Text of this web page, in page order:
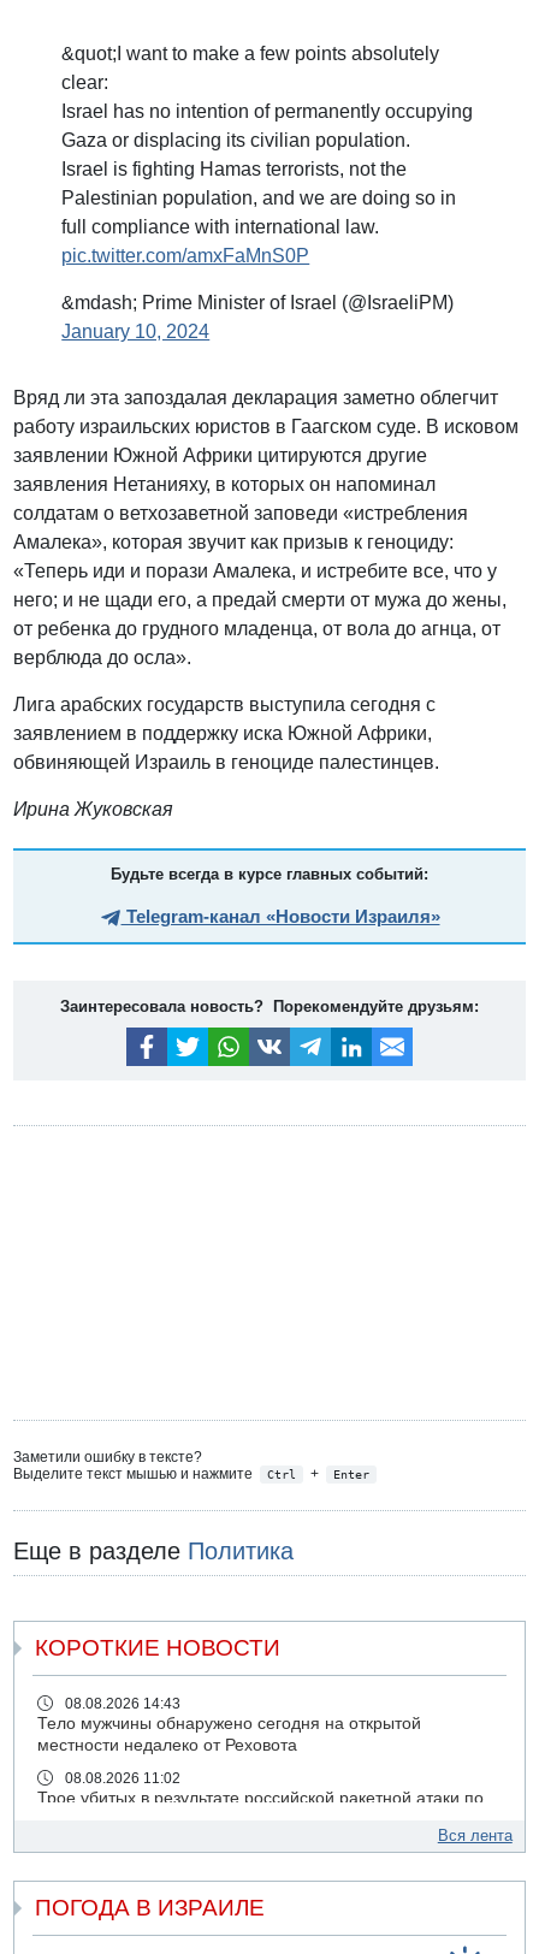
&quot;I want to make a few points absolutely
clear:
Israel has no intention of permanently occupying
Gaza or displacing its civilian population.
Israel is fighting Hamas terrorists, not the
Palestinian population, and we are doing so in
full compliance with international law.
pic.twitter.com/amxFaMnS0P
&mdash; Prime Minister of Israel (@IsraeliPM)
January 10, 2024
Вряд ли эта запоздалая декларация заметно облегчит
работу израильских юристов в Гаагском суде. В исковом
заявлении Южной Африки цитируются другие
заявления Нетанияху, в которых он напоминал
солдатам о ветхозаветной заповеди «истребления
Амалека», которая звучит как призыв к геноциду:
«Теперь иди и порази Амалека, и истребите все, что у
него; и не щади его, а предай смерти от мужа до жены,
от ребенка до грудного младенца, от вола до агнца, от
верблюда до осла».
Лига арабских государств выступила сегодня с
заявлением в поддержку иска Южной Африки,
обвиняющей Израиль в геноциде палестинцев.
Ирина Жуковская
Будьте всегда в курсе главных событий:
Telegram-канал «Новости Израиля»
Заинтересовала новость? Порекомендуйте друзьям:
Заметили ошибку в тексте?
Выделите текст мышью и нажмите
Ctrl + Enter
Еще в разделе Политика
КОРОТКИЕ НОВОСТИ
08.08.2026 14:43
Тело мужчины обнаружено сегодня на открытой
местности недалеко от Реховота
08.08.2026 11:02
Трое убитых в результате российской ракетной атаки по
07.08.2026 20:43
07.08.2026 20:41
Ynet: "Хизбалла" запустила БПЛА со взрывчаткой по
Вся лента
ПОГОДА В ИЗРАИЛЕ